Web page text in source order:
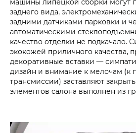
заднего вида,
задними датчиками парковки и
автоматическими
качество отделки не подкачало.
экокожей приличного качества,
декоративные вставки —
дизайн и внимание к мелочам (к
трансмиссии) заставляют закрыть
элементов салона выполнен из